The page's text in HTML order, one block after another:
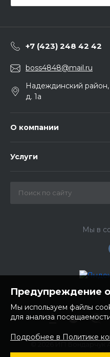
+7 (423) 248 42 42
boss4848@mail.ru
Надеждинский
д. 1а
О компании
Услуги
Мы в
ИНН:
Предупреждение
Мы используем файлы
для анализа
Подробнее в Политике